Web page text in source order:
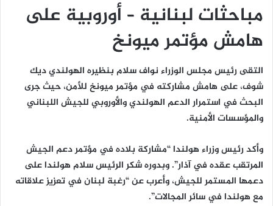
مباحثات لبنانية – أوروبية على
هامش مؤتمر ميونخ
التقى رئيس مجلس الوزراء نواف سلام بنظيره الهولندي ديك
شوف، على هامش مشاركته في مؤتمر ميونخ للأمن، حيث جرى
البحث في استمرار الدعم الهولندي والأوروبي للجيش اللبناني
والمؤسسات الأمنية.
وأكد رئيس وزراء هولندا “مشاركة بلاده في مؤتمر دعم الجيش
المرتقب عقده في آذار”. وبدوره شكر الرئيس سلام هولندا على
دعمها المستمر للجيش، وأعرب عن “رغبة لبنان في تعزيز علاقاته
مع هولندا في سائر المجالات”.